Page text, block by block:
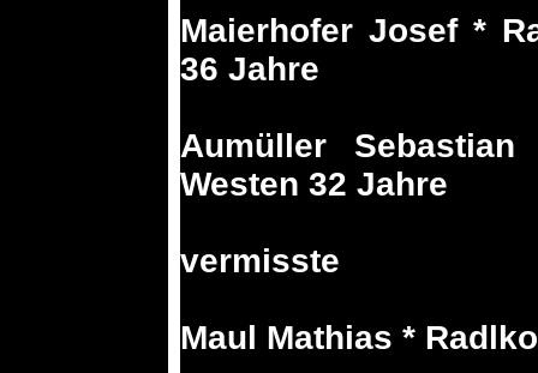
Maierhofer Josef *
36 Jahre
Aumüller
Westen 32 Jahre
vermisste
Maul Mathias *